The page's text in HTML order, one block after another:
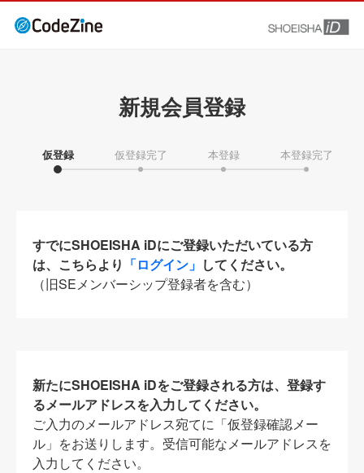
新規会員登録
仮登録 仮登録完了 本登録 本登録完了
すでにSHOEISHA iDにご登録いただいている方
は、こちらより 「ログイン」 してください。
（旧SEメンバーシップ登録者を含む）
新たにSHOEISHA iDをご登録される方は、登録す
るメールアドレスを入力してください。
ご入力のメールアドレス宛てに「仮登録確認メー
ル」をお送りします。受信可能なメールアドレスを
入力してください。